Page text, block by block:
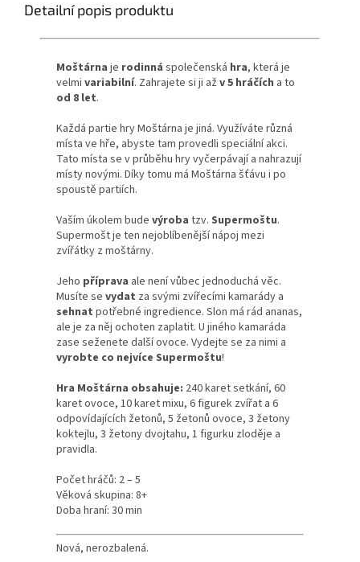
Detailní popis produktu
Moštárna je rodinná společenská hra, která je
velmi variabilní. Zahrajete si ji až v 5 hráčích a to
od 8 let.
Každá partie hry Moštárna je jiná. Využíváte různá
místa ve hře, abyste tam provedli speciální akci.
Tato místa se v průběhu hry vyčerpávají a nahrazují
místy novými. Díky tomu má Moštárna šťávu i po
spoustě partiích.
Vaším úkolem bude výroba tzv. Supermoštu.
Supermošt je ten nejoblíbenější nápoj mezi
zvířátky z moštárny.
Jeho příprava ale není vůbec jednoduchá věc.
Musíte se vydat za svými zvířecími kamarády a
sehnat potřebné ingredience. Slon má rád ananas,
ale je za něj ochoten zaplatit. U jiného kamaráda
zase seženete další ovoce. Vydejte se za nimi a
vyrobte co nejvíce Supermoštu!
Hra Moštárna obsahuje: 240 karet setkání, 60
karet ovoce, 10 karet mixu, 6 figurek zvířat a 6
odpovídajících žetonů, 5 žetonů ovoce, 3 žetony
koktejlu, 3 žetony dvojtahu, 1 figurku zloděje a
pravidla.
Počet hráčů: 2 – 5
Věková skupina: 8+
Doba hraní: 30 min
Nová, nerozbalená.